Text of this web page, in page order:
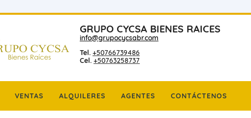
GRUPO CYCSA BIENES RAICES
info@grupocycsabr.com
Tel. +50766739486
Cel. +50763258737
VENTAS ALQUILERES AGENTES CONTÁCTENOS